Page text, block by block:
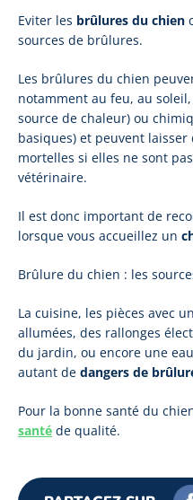
Eviter les brûlures du chien
sources de brûlures.
Les brûlures du chien
notamment au feu, au
source de chaleur) ou
basiques) et peuvent
mortelles si elles ne sont
vétérinaire.
Il est donc important de
lorsque vous accueillez un
Brûlure du chien : les
La cuisine, les pièces avec
allumées, des rallonges
du jardin, ou encore une
autant de dangers de
Pour la bonne santé du
santé de qualité.